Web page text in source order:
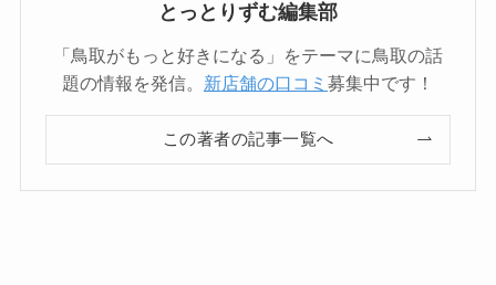
とっとりずむ編集部
「鳥取がもっと好きになる」をテーマに鳥取の話
題の情報を発信。 新店舗の口コミ 募集中です！
この著者の記事一覧へ